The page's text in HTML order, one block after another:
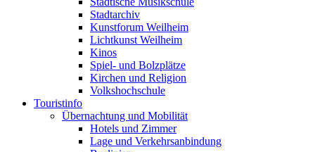
Stadtarchiv
Kunstforum Weilheim
Lichtkunst Weilheim
Kinos
Spiel- und Bolzplätze
Kirchen und Religion
Volkshochschule
Touristinfo
Übernachtung und Mobilität
Hotels und Zimmer
Lage und Verkehrsanbindung